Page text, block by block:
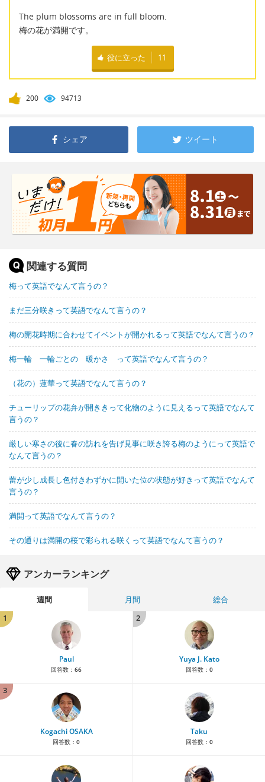
The plum blossoms are in full bloom.
梅の花が満開です。
役に立った 11
200 94713
シェア ツイート
関連する質問
梅って英語でなんて言うの？
まだ三分咲きって英語でなんて言うの？
梅の開花時期に合わせてイベントが開かれるって英語でなんて言うの？
梅一輪 一輪ごとの 暖かさ って英語でなんて言うの？
（花の）蓮華って英語でなんて言うの？
チューリップの花弁が開ききって化物のように見えるって英語でなんて
言うの？
厳しい寒さの後に春の訪れを告げ見事に咲き誇る梅のようにって英語で
なんて言うの？
蕾が少し成長し色付きわずかに開いた位の状態が好きって英語でなんて
言うの？
満開って英語でなんて言うの？
その通りは満開の桜で彩られる咲くって英語でなんて言うの？
アンカーランキング
週間 月間
総合
1
Paul
回答数： 66
2
Yuya J. Kato
回答数： 0
3
Kogachi OSAKA
回答数： 0
Taku
回答数： 0